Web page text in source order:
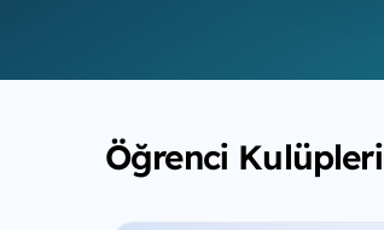
Öğrenci Kulüpleri